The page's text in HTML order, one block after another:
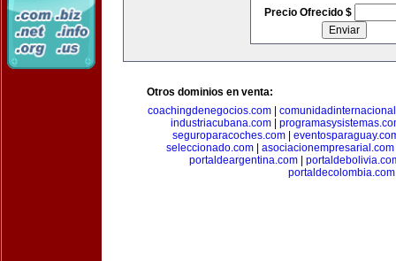
Precio Ofrecido $
Otros dominios en venta:
coachingdenegocios.com
industriacubana.com
seguroparacoches.com|
seleccionado.com| asociacionempresarial.com
portaldeargentina.com|
portaldecolombia.com